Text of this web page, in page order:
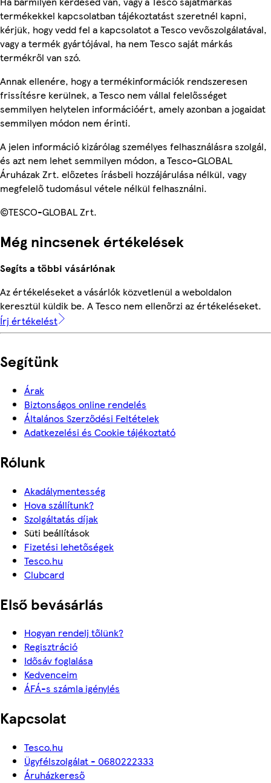
termékekkel kapcsolatban tájékoztatást szeretnél kapni,
kérjük, hogy vedd fel a kapcsolatot a Tesco vevőszolgálatával,
vagy a termék gyártójával, ha nem Tesco saját márkás
termékről van szó.
Annak ellenére, hogy a termékinformációk rendszeresen
frissítésre kerülnek, a Tesco nem vállal felelősséget
semmilyen helytelen információért, amely azonban a jogaidat
semmilyen módon nem érinti.
A jelen információ kizárólag személyes felhasználásra szolgál,
és azt nem lehet semmilyen módon, a Tesco-GLOBAL
Áruházak Zrt. előzetes írásbeli hozzájárulása nélkül, vagy
megfelelő tudomásul vétele nélkül felhasználni.
©TESCO-GLOBAL Zrt.
Még nincsenek értékelések
Segíts a többi vásárlónak
Az értékeléseket a vásárlók közvetlenül a weboldalon
keresztül küldik be. A Tesco nem ellenőrzi az értékeléseket.
Írj értékelést
Segítünk
Árak
Biztonságos online rendelés
Általános Szerződési Feltételek
Adatkezelési és Cookie tájékoztató
Rólunk
Akadálymentesség
Hova szállítunk?
Szolgáltatás díjak
Süti beállítások
Fizetési lehetőségek
Tesco.hu
Clubcard
Első bevásárlás
Hogyan rendelj tőlünk?
Regisztráció
Idősáv foglalása
Kedvenceim
ÁFÁ-s számla igénylés
Kapcsolat
Tesco.hu
Ügyfélszolgálat - 0680222333
Áruházkereső